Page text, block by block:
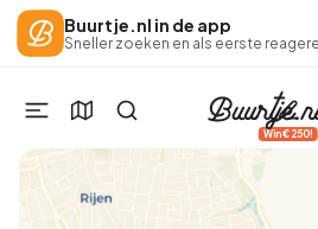
Buurtje.nl in de app
Sneller zoeken en als eerste
Win €250!